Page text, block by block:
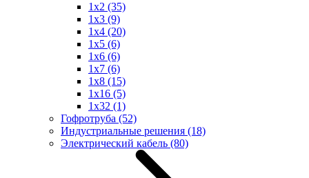
1x2 (35)
1x3 (9)
1x4 (20)
1x5 (6)
1x6 (6)
1x7 (6)
1x8 (15)
1x16 (5)
1x32 (1)
Гофротруба (52)
Индустриальные решения (18)
Электрический кабель (80)